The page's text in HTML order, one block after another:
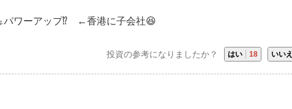
パワーアップ⁉️ ←香港に子会社😆
投資の参考になりましたか？ はい 18 いいえ